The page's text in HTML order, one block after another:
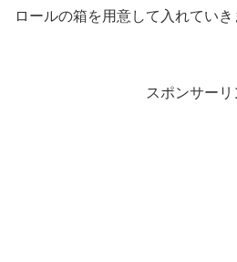
ロールの箱を用意して入れていき
スポンサーリ